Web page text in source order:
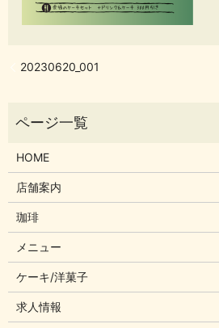
20230620_001
HOME
店舗案内
珈琲
メニュー
ケーキ/洋菓子
求人情報